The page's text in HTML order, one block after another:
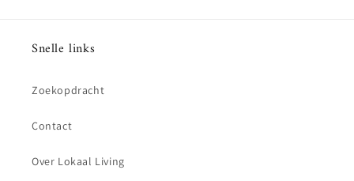
Snelle links
Zoekopdracht
Contact
Over Lokaal Living